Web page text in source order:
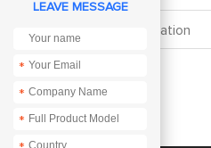
Spécification
LEAVE MESSAGE
*
*
*